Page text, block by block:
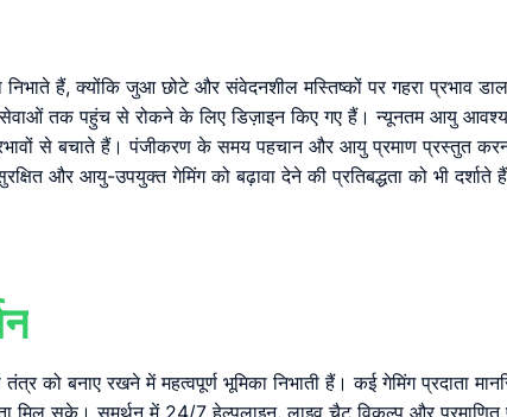
निभाते हैं, क्योंकि जुआ छोटे और संवेदनशील मस्तिष्कों पर गहरा प्रभाव
तक पहुंच से रोकने के लिए डिज़ाइन किए गए हैं। न्यूनतम आयु
प्रभावों से बचाते हैं। पंजीकरण के समय पहचान और आयु प्रमाण प्रस्तुत
और आयु-उपयुक्त गेमिंग को बढ़ावा देने की प्रतिबद्धता को भी दर्शाते
तंत्र को बनाए रखने में महत्वपूर्ण भूमिका निभाती हैं। कई गेमिंग
सके। समर्थन में 24/7 हेल्पलाइन, लाइव चैट विकल्प और प्रमाणित